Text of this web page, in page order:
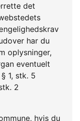
det
har du
oplysninger,
eventuelt
1, stk. 5
2
hvis du